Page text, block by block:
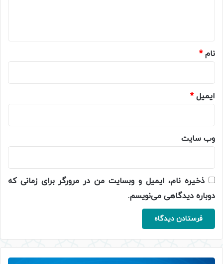
نام*
ایمیل*
وب‌ سایت
ذخیره نام، ایمیل و وبسایت من در مرورگر برای زمانی که
دوباره دیدگاهی می‌نویسم.